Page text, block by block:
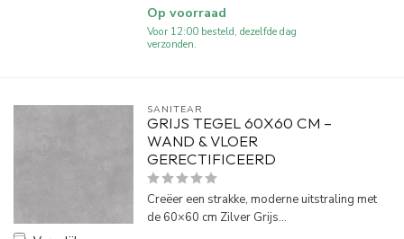
Op voorraad
Voor 12:00 besteld, dezelfde dag
verzonden.
SANITEAR
GRIJS TEGEL 60X60 CM –
WAND & VLOER
GERECTIFICEERD
Creëer een strakke, moderne uitstraling met
de 60×60 cm Zilver Grijs...